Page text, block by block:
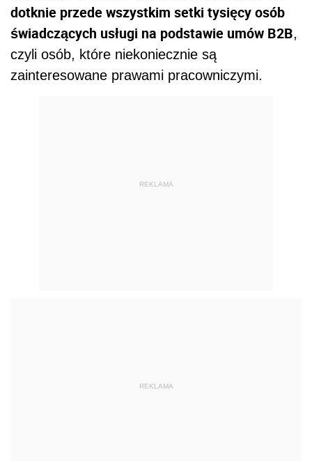
dotknie przede wszystkim setki tysięcy osób
świadczących usługi na podstawie umów B2B,
czyli osób, które niekoniecznie są
zainteresowane prawami pracowniczymi.
REKLAMA
REKLAMA